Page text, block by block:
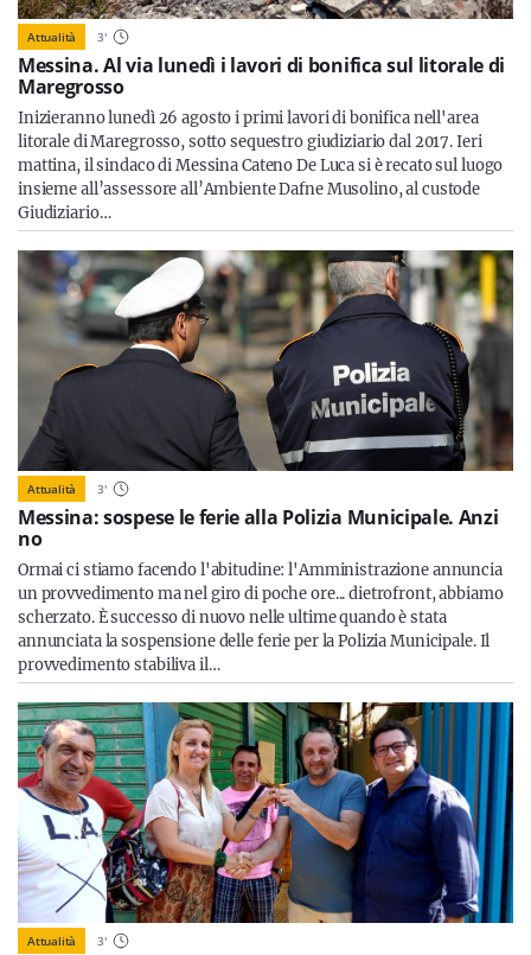
Attualità 3'
Messina. Al via lunedì i lavori di bonifica sul litorale di
Maregrosso
Inizieranno lunedì 26 agosto i primi lavori di bonifica nell'area
litorale di Maregrosso, sotto sequestro giudiziario dal 2017. Ieri
mattina, il sindaco di Messina Cateno De Luca si è recato sul luogo
insieme all’assessore all’Ambiente Dafne Musolino, al custode
Giudiziario…
Attualità 3'
Messina: sospese le ferie alla Polizia Municipale. Anzi
no
Ormai ci stiamo facendo l'abitudine: l'Amministrazione annuncia
un provvedimento ma nel giro di poche ore... dietrofront, abbiamo
scherzato. È successo di nuovo nelle ultime quando è stata
annunciata la sospensione delle ferie per la Polizia Municipale. Il
provvedimento stabiliva il…
Attualità 3'